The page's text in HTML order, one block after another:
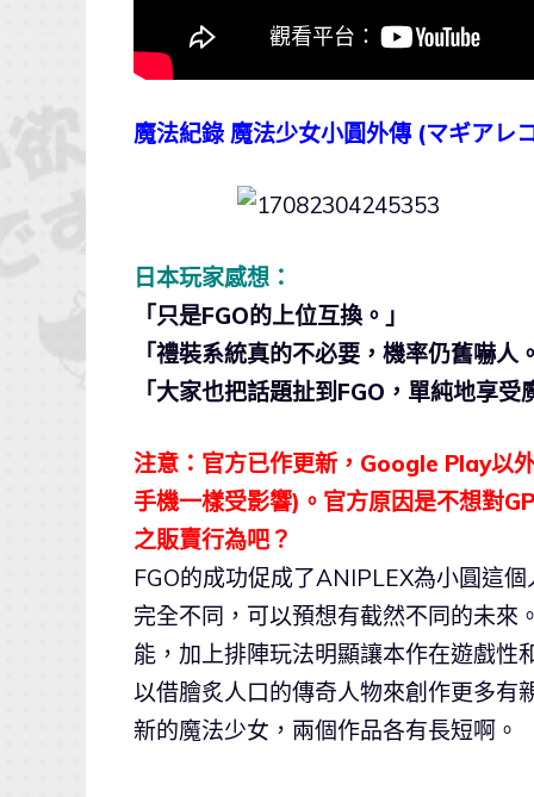
魔法紀錄 魔法少女小圓外傳 (マギアレ
日本玩家感想：
「只是FGO的上位互換。」
「禮裝系統真的不必要，機率仍舊嚇人
「大家也把話題扯到FGO，單純地享
注意：官方已作更新，Google Play以
手機一樣受影響)。官方原因是不想對
之販賣行為吧？
FGO的成功促成了ANIPLEX為小圓這
完全不同，可以預想有截然不同的未來
能，加上排陣玩法明顯讓本作在遊戲性
以借膾炙人口的傳奇人物來創作更多有
新的魔法少女，兩個作品各有長短啊。